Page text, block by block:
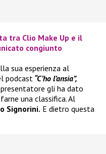
tra Clio Make Up e il
congiunto
sua esperienza al
podcast “C’ho l’ansia”,
gli ha dato
una classifica. Al
Signorini. E dietro questa